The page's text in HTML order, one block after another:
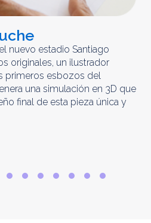
nuevo estadio Santiago
originales, un ilustrador
primeros esbozos del
una simulación en 3D que
final de esta pieza única y